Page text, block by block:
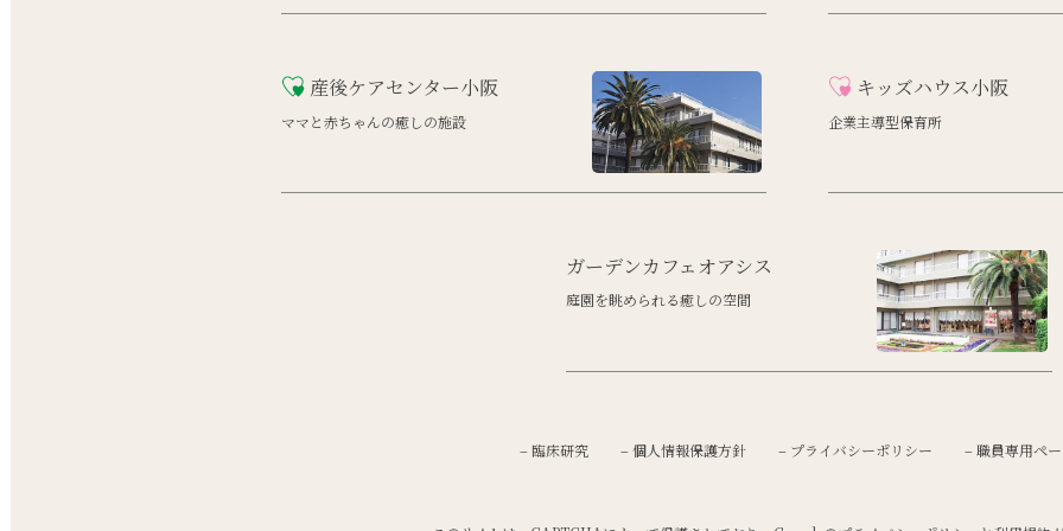
産後ケアセンター小阪
ママと赤ちゃんの癒しの施設
キッズハウス小阪
企業主導型保育所
ガーデンカフェオアシス
庭園を眺められる癒しの空間
– 臨床研究 – 個人情報保護方針 – プライバシーポリシー – 職員専用ペ